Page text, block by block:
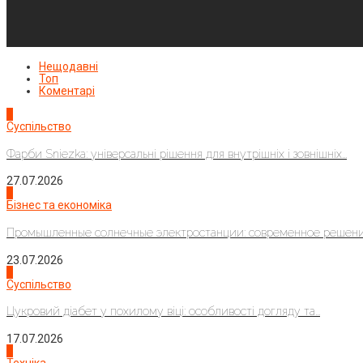
Нещодавні
Топ
Коментарі
Суспільство
Фарби Sniezka: універсальні рішення для внутрішніх і зовнішніх...
27.07.2026
Бізнес та економіка
Промышленные солнечные электростанции: современное
23.07.2026
Суспільство
Цукровий діабет у похилому віці: особливості догляду та...
17.07.2026